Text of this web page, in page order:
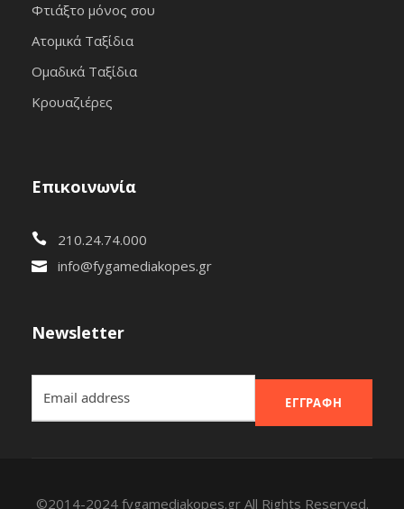
Φτιάξτο μόνος σου
Ατομικά Ταξίδια
Ομαδικά Ταξίδια
Κρουαζιέρες
Επικοινωνία
210.24.74.000
info@fygamediakopes.gr
Newsletter
ΕΓΓΡΑΦΉ
©2014-2024 fygamediakopes.gr All Rights Reserved.